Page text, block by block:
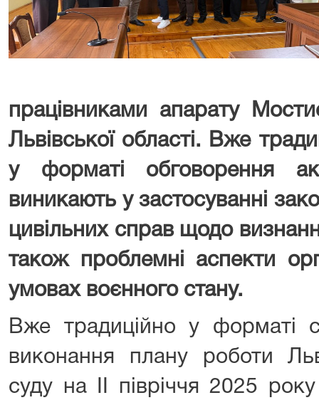
працівниками апарату
Львівської області. Вже
у форматі обговорення
виникають у застосуванні
цивільних справ щодо
також проблемні аспекти
умовах воєнного стану.
Вже традиційно у форматі
виконання плану роботи
суду на ІІ півріччя 2025